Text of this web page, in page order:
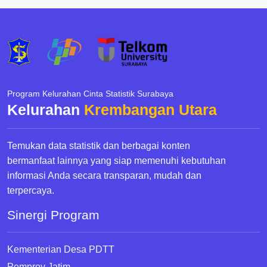
Program Kelurahan Cinta Statistik Surabaya
Kelurahan Krembangan Utara
Temukan data statistik dan berbagai konten
bermanfaat lainnya yang siap memenuhi kebutuhan
informasi Anda secara transparan, mudah dan
terpercaya.
Sinergi Program
Kementerian Desa PDTT